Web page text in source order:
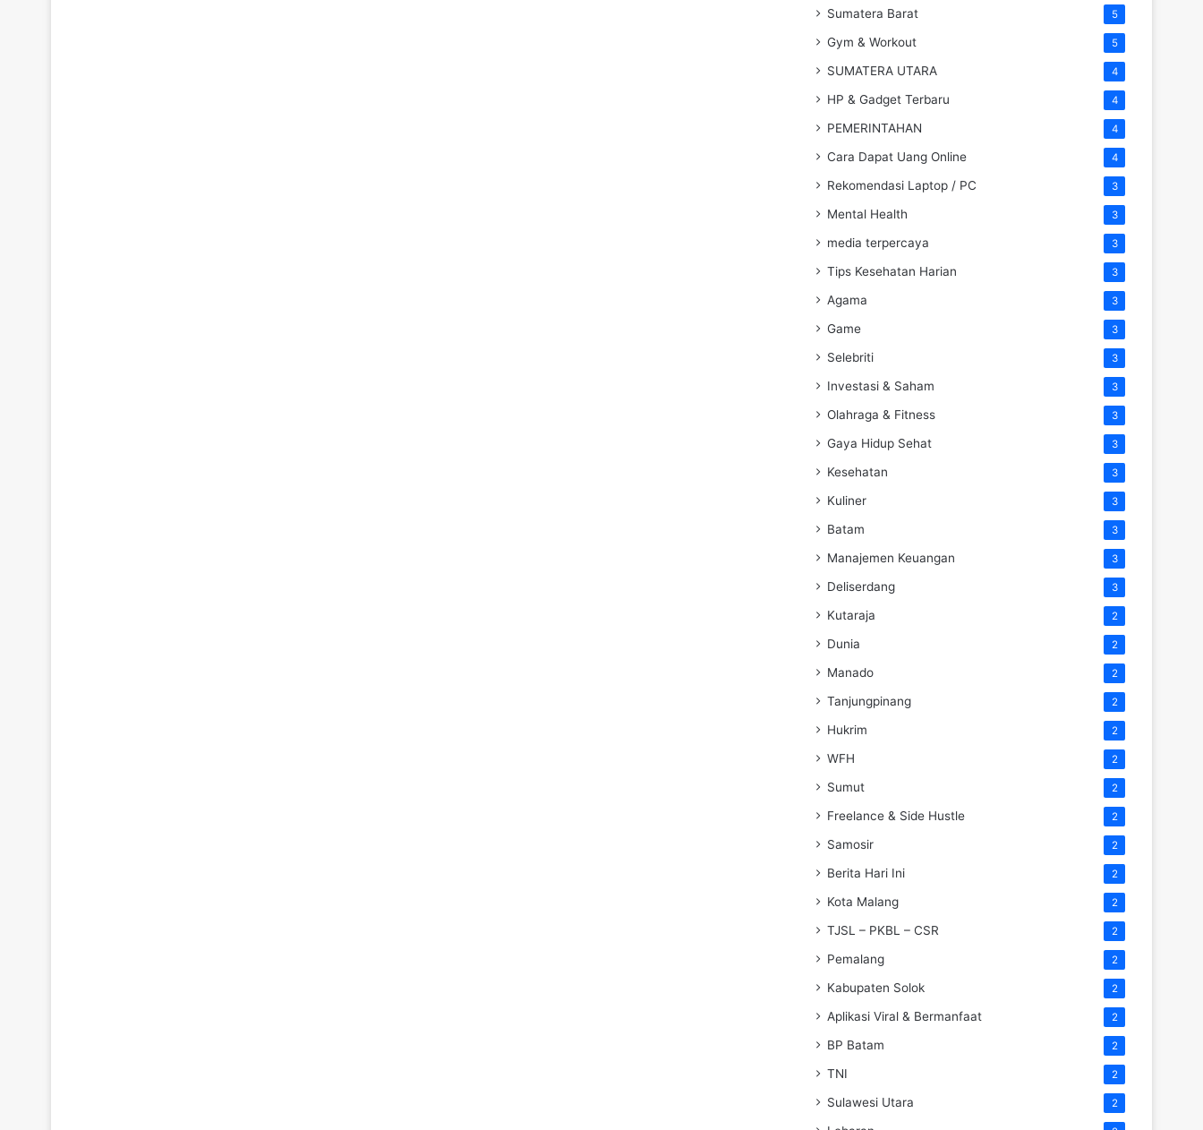
Sumatera Barat 5
Gym & Workout 5
SUMATERA UTARA 4
HP & Gadget Terbaru 4
PEMERINTAHAN 4
Cara Dapat Uang Online 4
Rekomendasi Laptop / PC 3
Mental Health 3
media terpercaya 3
Tips Kesehatan Harian 3
Agama 3
Game 3
Selebriti 3
Investasi & Saham 3
Olahraga & Fitness 3
Gaya Hidup Sehat 3
Kesehatan 3
Kuliner 3
Batam 3
Manajemen Keuangan 3
Deliserdang 3
Kutaraja 2
Dunia 2
Manado 2
Tanjungpinang 2
Hukrim 2
WFH 2
Sumut 2
Freelance & Side Hustle 2
Samosir 2
Berita Hari Ini 2
Kota Malang 2
TJSL – PKBL – CSR 2
Pemalang 2
Kabupaten Solok 2
Aplikasi Viral & Bermanfaat 2
BP Batam 2
TNI 2
Sulawesi Utara 2